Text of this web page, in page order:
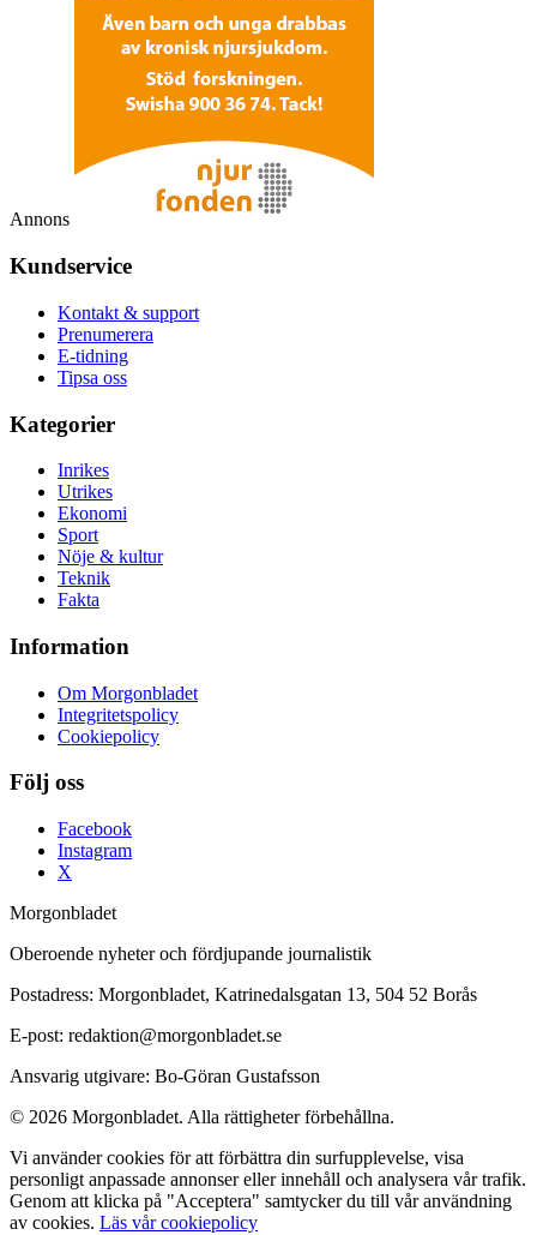
Annons
Kundservice
Kontakt & support
Prenumerera
E-tidning
Tipsa oss
Kategorier
Inrikes
Utrikes
Ekonomi
Sport
Nöje & kultur
Teknik
Fakta
Information
Om Morgonbladet
Integritetspolicy
Cookiepolicy
Följ oss
Facebook
Instagram
X
Morgonbladet
Oberoende nyheter och fördjupande journalistik
Postadress: Morgonbladet, Katrinedalsgatan 13, 504 52 Borås
E-post: redaktion@morgonbladet.se
Ansvarig utgivare: Bo-Göran Gustafsson
© 2026 Morgonbladet. Alla rättigheter förbehållna.
Vi använder cookies för att förbättra din surfupplevelse, visa
personligt anpassade annonser eller innehåll och analysera vår trafik.
Genom att klicka på "Acceptera" samtycker du till vår användning
av cookies. Läs vår cookiepolicy